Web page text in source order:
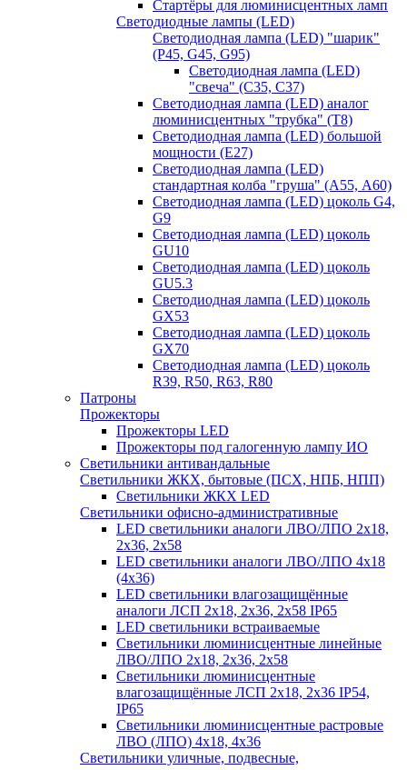
Стартёры для люминисцентных ламп
Светодиодные лампы (LED)
Светодиодная лампа (LED) "шарик"
(P45, G45, G95)
Светодиодная лампа (LED)
"свеча" (С35, С37)
Светодиодная лампа (LED) аналог
люминисцентных "трубка" (T8)
Светодиодная лампа (LED) большой
мощности (Е27)
Светодиодная лампа (LED)
стандартная колба "груша" (А55, А60)
Светодиодная лампа (LED) цоколь G4,
G9
Светодиодная лампа (LED) цоколь
GU10
Светодиодная лампа (LED) цоколь
GU5.3
Светодиодная лампа (LED) цоколь
GX53
Светодиодная лампа (LED) цоколь
GX70
Светодиодная лампа (LED) цоколь
R39, R50, R63, R80
Патроны
Прожекторы
Прожекторы LED
Прожекторы под галогенную лампу ИО
Светильники антивандальные
Светильники ЖКХ, бытовые (ПСХ, НПБ, НПП)
Светильники ЖКХ LED
Светильники офисно-административные
LED светильники аналоги ЛВО/ЛПО 2х18,
2х36, 2х58
LED светильники аналоги ЛВО/ЛПО 4х18
(4х36)
LED светильники влагозащищённые
аналоги ЛСП 2х18, 2х36, 2х58 IP65
LED светильники встраиваемые
Светильники люминисцентные линейные
ЛВО/ЛПО 2х18, 2х36, 2х58
Светильники люминисцентные
влагозащищённые ЛСП 2х18, 2х36 IP54,
IP65
Светильники люминисцентные растровые
ЛВО (ЛПО) 4х18, 4х36
Светильники уличные, подвесные,